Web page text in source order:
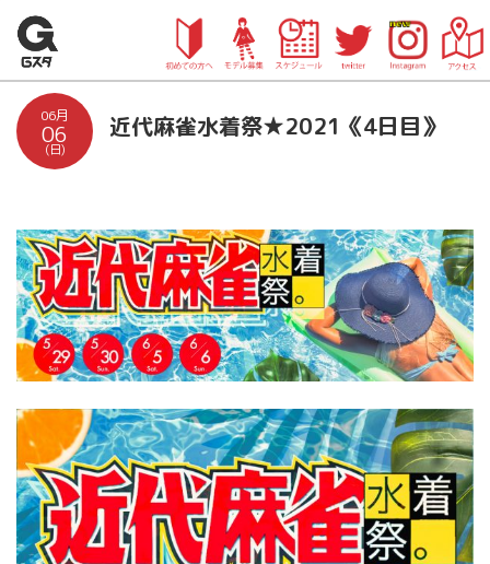
06月
06
(日)
近代麻雀水着祭★2021《4日目》